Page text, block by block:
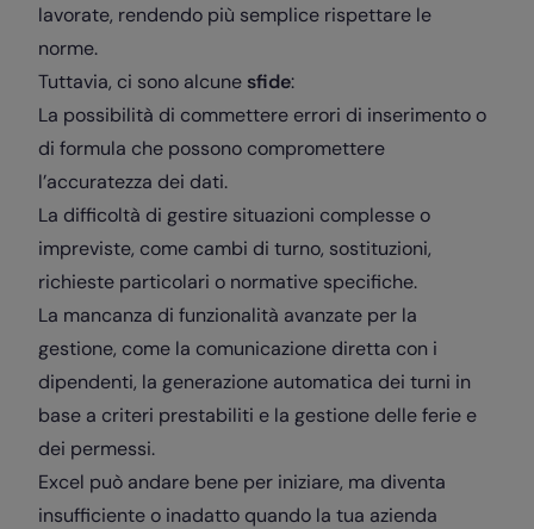
lavorate, rendendo più semplice rispettare le
norme.
Tuttavia, ci sono alcune sfide:
La possibilità di commettere errori di inserimento o
di formula che possono compromettere
l’accuratezza dei dati.
La difficoltà di gestire situazioni complesse o
impreviste, come cambi di turno, sostituzioni,
richieste particolari o normative specifiche.
La mancanza di funzionalità avanzate per la
gestione, come la comunicazione diretta con i
dipendenti, la generazione automatica dei turni in
base a criteri prestabiliti e la gestione delle ferie e
dei permessi.
Excel può andare bene per iniziare, ma diventa
insufficiente o inadatto quando la tua azienda